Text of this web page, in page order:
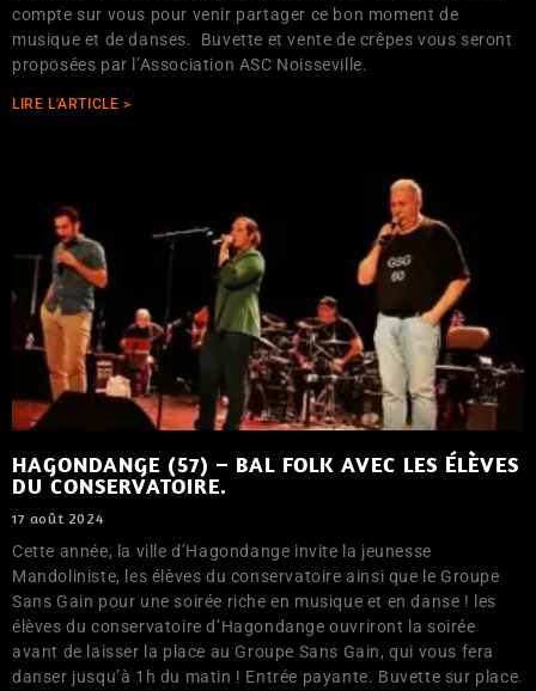
compte sur vous pour venir partager ce bon moment de
musique et de danses. Buvette et vente de crêpes vous seront
proposées par l’Association ASC Noisseville.
LIRE L'ARTICLE >
HAGONDANGE (57) – BAL FOLK AVEC LES ÉLÈVES
DU CONSERVATOIRE.
17 août 2024
Cette année, la ville d’Hagondange invite la jeunesse
Mandoliniste, les élèves du conservatoire ainsi que le Groupe
Sans Gain pour une soirée riche en musique et en danse ! les
élèves du conservatoire d’Hagondange ouvriront la soirée
avant de laisser la place au Groupe Sans Gain, qui vous fera
danser jusqu’à 1h du matin ! Entrée payante. Buvette sur place.